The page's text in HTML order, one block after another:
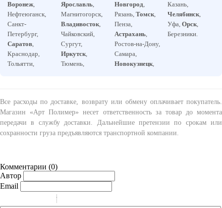
Воронеж,
Нефтеюганск,
Санкт-
Петербург,
Саратов,
Краснодар,
Тольятти,
Ярославль,
Магнитогорск,
Владивосток,
Чайковский,
Сургут,
Иркутск,
Тюмень,
Новгород,
Рязань, Томск,
Пенза,
Астрахань,
Ростов-на-Дону,
Самара,
Новокузнецк,
Казань,
Челябинск,
Уфа,Орск,
Березники.
Все расходы по доставке, возврату или обмену оплачивает покупатель.
Магазин «Арт Полимер» несет ответственность за товар до момента
передачи в службу доставки. Дальнейшие претензии по срокам или
сохранности груза предъявляются транспортной компании.
Комментарии (0)
Автор
Email
-
-